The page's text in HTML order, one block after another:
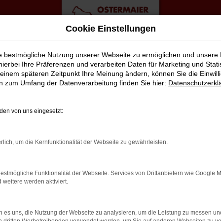
Top Angebote
MOBIL IN HAMBURG
werden Fahrzeuge, die zwar gebraucht sind, jedoch
wir in unserer Meisterwerkstatt nahezu nie fest. Dennoch
zudem davon, dass die Modelle aus der aktuellen
perfekt eingefahren. Sie brauchen nur noch einzusteigen
Cookie Einstellungen
bestmögliche Nutzung unserer Webseite zu ermöglichen und unsere
Ihre Präferenzen und verarbeiten Daten für Marketing und
späteren Zeitpunkt Ihre Meinung ändern, können Sie die
zum Umfang der Datenverarbeitung finden Sie hier:
von uns eingesetzt:
um die Kernfunktionalität der Webseite zu gewährleisten.
Funktionalität der Webseite. Services von Drittanbietern wie Google
weitere werden aktiviert.
es uns, die Nutzung der Webseite zu analysieren, um die Leistung zu messen